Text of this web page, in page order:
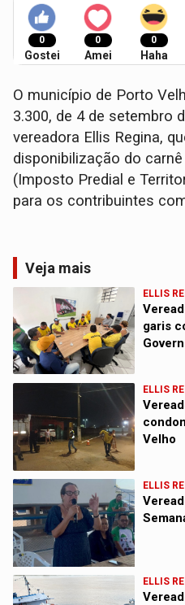
0
Gostei
0
Amei
0
Haha
O município de Porto
3.300, de 4 de setembro
vereadora Ellis Regina,
disponibilização do
(Imposto Predial e
para os contribuintes
Veja mais
ELLIS
garis
ELLIS
Velho
ELLIS
ELLIS